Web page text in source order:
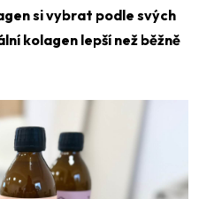
si vybrat podle svých
kolagen lepší než běžně